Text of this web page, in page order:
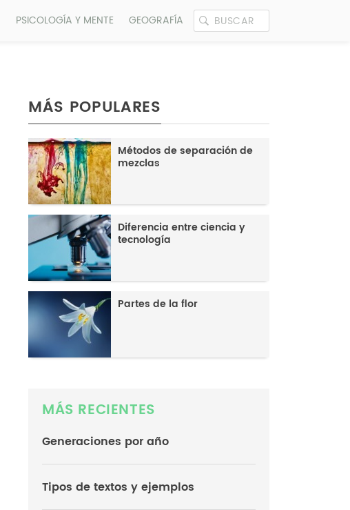
PSICOLOGÍA Y MENTE GEOGRAFÍA
MÁS POPULARES
Métodos de separación de
mezclas
Diferencia entre ciencia y
tecnología
Partes de la flor
MÁS RECIENTES
Generaciones por año
Tipos de textos y ejemplos